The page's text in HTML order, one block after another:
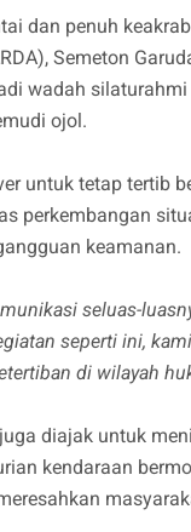
dan penuh
Semeton
wadah
ojol.
untuk tetap tertib
perkembangan
keamanan.
seluas-
seperti ini,
di wilayah
diajak untuk
kendaraan